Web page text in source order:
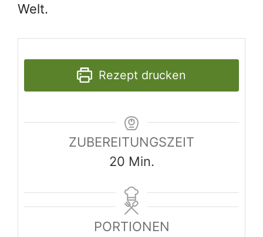
Welt.
Rezept drucken
ZUBEREITUNGSZEIT
20Minuten
Min.
PORTIONEN